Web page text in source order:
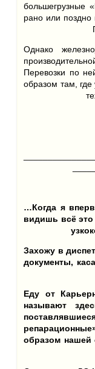
большегрузные
рано или поздно
Однако
Перевозки по
образом там,
…Когда я
видишь всё это
Захожу в
документы,
Еду от
называют
образом нашей